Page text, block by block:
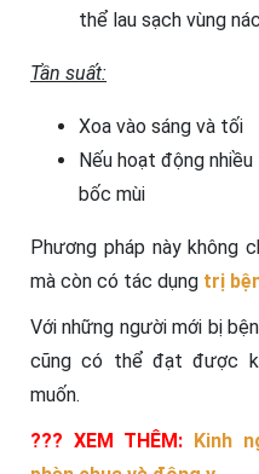
thể lau sạch vùng
Tần suất:
Xoa vào sáng và tối
Nếu hoạt động
bốc mùi
Phương pháp này không
mà còn có tác dụng trị
Với những người mới bị
cũng có thể đạt được
muốn.
??? XEM THÊM:
Kinh